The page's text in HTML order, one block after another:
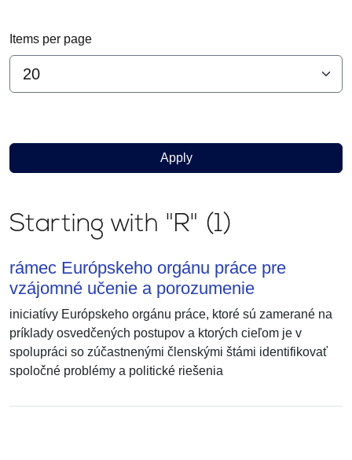
Items per page
Starting with "R" (1)
rámec Európskeho orgánu práce pre
vzájomné učenie a porozumenie
iniciatívy Európskeho orgánu práce, ktoré sú zamerané na
príklady osvedčených postupov a ktorých cieľom je v
spolupráci so zúčastnenými členskými štámi identifikovať
spoločné problémy a politické riešenia